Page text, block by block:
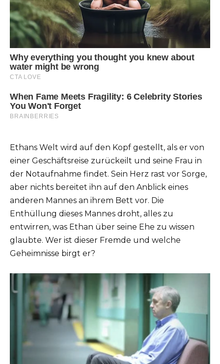
Ethans Welt wird auf den Kopf gestellt, als er von
einer Geschäftsreise zurückeilt und seine Frau in
der Notaufnahme findet. Sein Herz rast vor Sorge,
aber nichts bereitet ihn auf den Anblick eines
anderen Mannes an ihrem Bett vor. Die
Enthüllung dieses Mannes droht, alles zu
entwirren, was Ethan über seine Ehe zu wissen
glaubte. Wer ist dieser Fremde und welche
Geheimnisse birgt er?